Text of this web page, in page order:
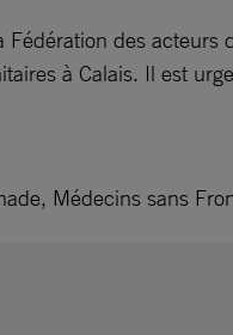
Fédération des
à Calais. Il est
Médecins sans